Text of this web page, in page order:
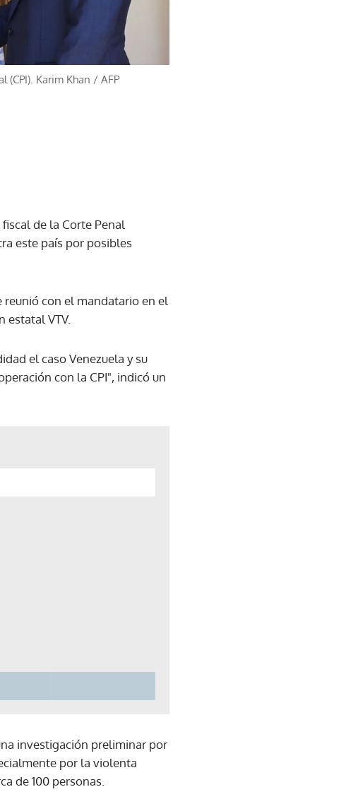
(CPI). Karim Khan / AFP
de la Corte Penal
este país por posibles
con el mandatario en el
estatal VTV.
el caso Venezuela y su
con la CPI", indicó un
investigación preliminar por
por la violenta
de 100 personas.